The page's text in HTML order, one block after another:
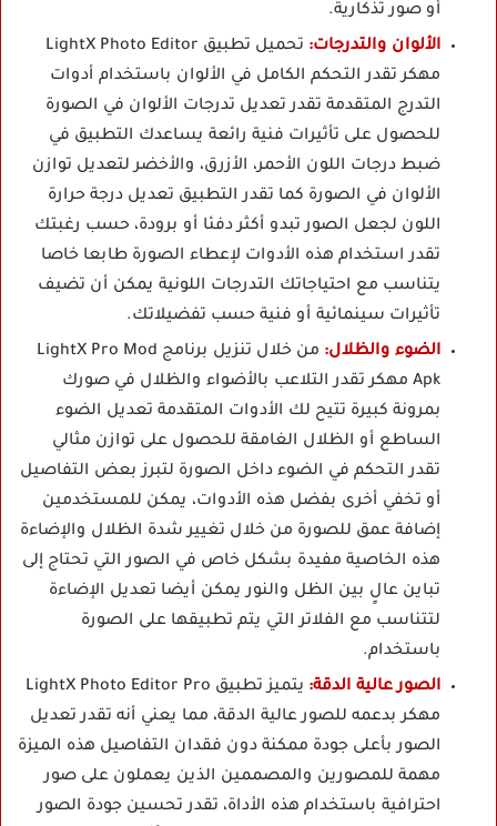
أو صور تذكارية.
الألوان والتدرجات:
تحميل تطبيق LightX Photo Editor
مهكر تقدر التحكم الكامل في الألوان باستخدام أدوات
التدرج المتقدمة تقدر تعديل تدرجات الألوان في الصورة
للحصول على تأثيرات فنية رائعة يساعدك التطبيق في
ضبط درجات اللون الأحمر، الأزرق، والأخضر لتعديل توازن
الألوان في الصورة كما تقدر التطبيق تعديل درجة حرارة
اللون لجعل الصور تبدو أكثر دفئا أو برودة، حسب رغبتك
تقدر استخدام هذه الأدوات لإعطاء الصورة طابعا خاصا
يتناسب مع احتياجاتك التدرجات اللونية يمكن أن تضيف
تأثيرات سينمائية أو فنية حسب تفضيلاتك.
الضوء والظلال:
من خلال تنزيل برنامج LightX Pro Mod
Apk مهكر تقدر التلاعب بالأضواء والظلال في صورك
بمرونة كبيرة تتيح لك الأدوات المتقدمة تعديل الضوء
الساطع أو الظلال الغامقة للحصول على توازن مثالي
تقدر التحكم في الضوء داخل الصورة لتبرز بعض التفاصيل
أو تخفي أخرى بفضل هذه الأدوات، يمكن للمستخدمين
إضافة عمق للصورة من خلال تغيير شدة الظلال والإضاءة
هذه الخاصية مفيدة بشكل خاص في الصور التي تحتاج إلى
تباين عالٍ بين الظل والنور يمكن أيضا تعديل الإضاءة
لتتناسب مع الفلاتر التي يتم تطبيقها على الصورة
باستخدام.
الصور عالية الدقة:
يتميز تطبيق LightX Photo Editor Pro
مهكر بدعمه للصور عالية الدقة، مما يعني أنه تقدر تعديل
الصور بأعلى جودة ممكنة دون فقدان التفاصيل هذه الميزة
مهمة للمصورين والمصممين الذين يعملون على صور
احترافية باستخدام هذه الأداة، تقدر تحسين جودة الصور